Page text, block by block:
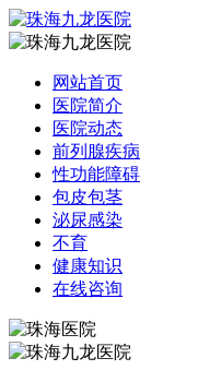
网站首页
医院简介
医院动态
前列腺疾病
性功能障碍
包皮包茎
泌尿感染
不育
健康知识
在线咨询